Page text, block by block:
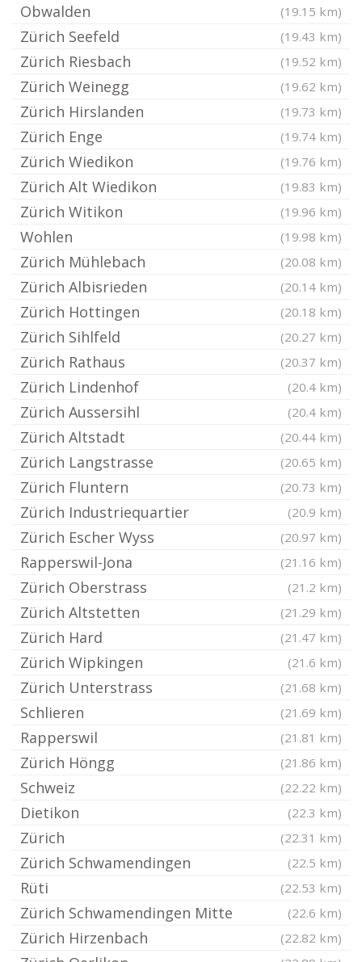
Obwalden (19.15 km)
Zürich Seefeld (19.43 km)
Zürich Riesbach (19.52 km)
Zürich Weinegg (19.62 km)
Zürich Hirslanden (19.73 km)
Zürich Enge (19.74 km)
Zürich Wiedikon (19.76 km)
Zürich Alt Wiedikon (19.83 km)
Zürich Witikon (19.96 km)
Wohlen (19.98 km)
Zürich Mühlebach (20.08 km)
Zürich Albisrieden (20.14 km)
Zürich Hottingen (20.18 km)
Zürich Sihlfeld (20.27 km)
Zürich Rathaus (20.37 km)
Zürich Lindenhof (20.4 km)
Zürich Aussersihl (20.4 km)
Zürich Altstadt (20.44 km)
Zürich Langstrasse (20.65 km)
Zürich Fluntern (20.73 km)
Zürich Industriequartier (20.9 km)
Zürich Escher Wyss (20.97 km)
Rapperswil-Jona (21.16 km)
Zürich Oberstrass (21.2 km)
Zürich Altstetten (21.29 km)
Zürich Hard (21.47 km)
Zürich Wipkingen (21.6 km)
Zürich Unterstrass (21.68 km)
Schlieren (21.69 km)
Rapperswil (21.81 km)
Zürich Höngg (21.86 km)
Schweiz (22.22 km)
Dietikon (22.3 km)
Zürich (22.31 km)
Zürich Schwamendingen (22.5 km)
Rüti (22.53 km)
Zürich Schwamendingen Mitte (22.6 km)
Zürich Hirzenbach (22.82 km)